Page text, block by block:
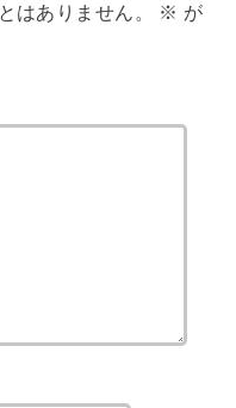
はありません。 ※ が